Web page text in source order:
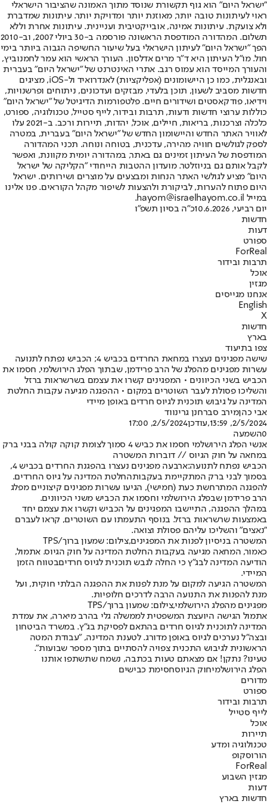
"ישראל היום" הוא גוף תקשורת שנוסד מתוך האמונה שהציבור הישראלי
ראוי לעיתונות טובה יותר, מאוזנת יותר ומדויקת יותר. עיתונות שמדברת
ולא צועקת. עיתונות אמינה, אובייקטיבית ועניינית. עיתונות אחרת וללא
תשלום. המהדורה המודפסת הראשונה פורסמה ב-30 ביולי 2007, וב-2010
הפך "ישראל היום" לעיתון הישראלי בעל שיעור החשיפה הגבוה ביותר בימי
חול. מו"ל העיתון היא ד"ר מרים אדלסון. העורך הראשי הוא עמר לחמנוביץ,
והעורך המייסד הוא עמוס רגב. אתרי האינטרנט של "ישראל היום" בעברית
ובאנגלית, כמו כן היישומונים (אפליקציות) לאנדרואיד ול-iOS, מציגים
חדשות מסביב לשעון, תוכן בלעדי, מבזקים ועדכונים, ניתוחים ופרשנויות,
וידיאו, פודקאסטים ושידורים חיים. פלטפורמות הדיגיטל של "ישראל היום"
כוללות ערוצי חדשות ודעות, תרבות ובידור, לייף סטייל, טכנולוגיה, ספורט,
כלכלה וצרכנות, בריאות, חיילים, אוכל, יהדות, תיירות ורכב. ב-2021 עלו
לאוויר האתר החדש והיישומון החדש של "ישראל היום" בעברית, במטרה
לספק לגולשים חוויה מהירה, עדכנית, בטוחה ונוחה. תכני המהדורה
המודפסת של העיתון זמינים גם באתר, במהדורה יומית מקוונת, ואפשר
לקבל אותם גם בניוזלטר. מועדון ההטבות הייחודי "הקליקה של ישראל
היום" מציע לגולשי האתר הנחות ומבצעים על מוצרים ושירותים. ישראל
היום פתוח להערות, לביקורת ולהצעות לשיפור מקהל הקוראים. פנו אלינו
במייל hayom@israelhayom.co.il.
יום רביעי, 10.6.2026
כ"ה בסיון תשפ"ו
חדשות
דעות
ספורט
ForReal
תרבות ובידור
אוכל
מגזין
אנחנו מגייסים
English
X
חדשות
בארץ
צפו בתיעוד
שישה מפגינים נעצרו במחאת החרדים בכביש 4; הכביש נפתח לתנועה
עשרות מפגינים מהפלג של הרב פרידמן, שבתוך הפלג הירושלמי, חסמו את
הכביש בשני הכיוונים • המפגינים קשרו את עצמם בשרשראות ברזל
והשליכו פסולת לעבר השוטרים במקום • ההפגנה מגיעה עקבות החלטת
המדינה על גיבוש תוכנית לגיוס חרדים באופן מיידי
אבי כהןמירב סברחנן גרינווד
2/5/2024, 13:59
,עודכן2/5/2024, 17:00
0השמעה
אנשי הפלג הירושלמי חסמו את כביש 4 סמוך לצומת קוקה קולה בבני ברק
במחאה על חוק הגיוס // דוברות המשטרה
הכביש נפתח לתנועה:
ארבעה מפגינים נעצרו בהפגנת החרדים בכביש 4,
בסמוך לבני ברק המתקיימת בעקבותהחלטת המדינה על גיוס החרדים.
להפגנה המתרחשת כעת (חמישי), הגיעו עשרות מפגינים קיצוניים מפלג
הרב פרידמן שבפלג הירושלמי וחסמו את הכביש משני הכיוונים.
במהלך ההפגנה, התיישבו המפגינים על הכביש וקשרו את עצמם יחד
באמצעות שרשראות ברזל. בנוסף התעמתו עם השוטרים, קראו לעברם
"נאצים" והשליכו עליהם פסולת וצואה.
המשטרה בניסיון לפנות את המפגינים,צילום: שמעון ברוך/TPS
כאמור, המחאה מגיעה בעקבות החלטת המדינה על חוק הגיוס. אתמול,
הודיעה המדינה לבג"ץ כי החלה לגבש תוכנית לגיוס חרדיםבטווח הזמן
המיידי.
המשטרה הגיעה למקום על מנת לפנות את ההפגנה הבלתי חוקית, ועל
מנת להפנות את התנועה הרבה לדרכים חלופיות.
מפגינים מהפלג הירושלמי,צילום: שמעון ברוך/TPS
אתמול הגישה היועצת המשפטית לממשלה גלי בהרב מיארה, את עמדת
המדינה לתוכנית לגיוס חרדים בהתאם לפסיקת בג"ץ. במשרד הביטחון
ובצה"ל נערכים לגיוס באופן מדורג. לטענת המדינה, ״עבודת המטה
הראשונית לגיבוש התכנית צפויה להסתיים בתוך מספר שבועות".
טעינו? נתקן! אם מצאתם טעות בכתבה, נשמח שתשתפו אותנו
הפלג הירושלמיחוק הגיוסחסימת כבישים
מדורים
ספורט
תרבות ובידור
לייף סטייל
אוכל
תיירות
טכנולוגיה ומדע
הורוסקופ
ForReal
מגזין השבוע
דעות
חדשות בארץ